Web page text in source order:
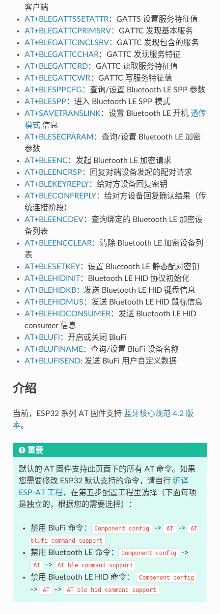
客户端
AT+BLEGATTSSETATTR ：GATTS 设置服务特征值
AT+BLEGATTCPRIMSRV：GATTC 发现基本服务
AT+BLEGATTCINCLSRV：GATTC 发现包含的服务
AT+BLEGATTCCHAR ：GATTC 发现服务特征
AT+BLEGATTCRD：GATTC 读取服务特征值
AT+BLEGATTCWR ：GATTC 写服务特征值
AT+BLESPPCFG ：查询/设置 Bluetooth LE SPP 参数
AT+BLESPP ：进入 Bluetooth LE SPP 模式
AT+SAVETRANSLINK ：设置 Bluetooth LE 开机 透传
模式信息
AT+BLESECPARAM ：查询/设置 Bluetooth LE 加密
参数
AT+BLEENC：发起 Bluetooth LE 加密请求
AT+BLEENCRSP ：回复对端设备发起的配对请求
AT+BLEKEYREPLY：给对方设备回复密钥
AT+BLECONFREPLY：给对方设备回复确认结果（传
统连接阶段）
AT+BLEENCDEV：查询绑定的 Bluetooth LE 加密设
备列表
AT+BLEENCCLEAR ：清除 Bluetooth LE 加密设备列
表
AT+BLESETKEY：设置 Bluetooth LE 静态配对密钥
AT+BLEHIDINIT：Bluetooth LE HID 协议初始化
AT+BLEHIDKB：发送 Bluetooth LE HID 键盘信息
AT+BLEHIDMUS ：发送 Bluetooth LE HID 鼠标信息
AT+BLEHIDCONSUMER ：发送 Bluetooth LE HID
consumer 信息
AT+BLUFI ：开启或关闭 BluFi
AT+BLUFINAME：查询/设置 BluFi 设备名称
AT+BLUFISEND: 发送 BluFi 用户自定义数据
介绍
当前，ESP32 系列 AT 固件支持 蓝牙核心规范 4.2 版
本。
重要
默认的 AT 固件支持此页面下的所有 AT 命令。如果
您需要修改 ESP32 默认支持的命令，请自行 编译
ESP-AT 工程，在第五步配置工程里选择（下面每项
是独立的，根据您的需要选择）：
禁用 BluFi 命令： Component config -> AT ->
AT
blufi command support
禁用 Bluetooth LE 命令： Component config ->
AT -> AT ble command support
禁用 Bluetooth LE HID 命令： Component config
-> AT -> AT ble hid command support